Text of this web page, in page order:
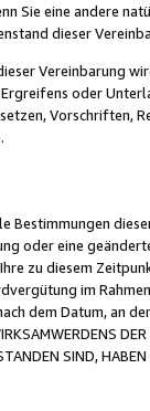
Sie eine andere
dieser
Vereinbarung
oder
Vorschriften,
Bestimmungen
oder eine
zu diesem
im
dem Datum, an
SIND,